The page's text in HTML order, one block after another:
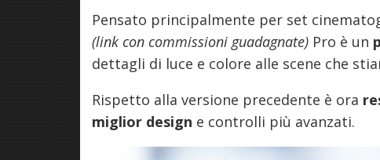
Pensato principalmente per set
(link con commissioni guadagnate) Pro è un
dettagli di luce e colore alle scene che
Rispetto alla versione precedente è ora
miglior design e controlli più avanzati.